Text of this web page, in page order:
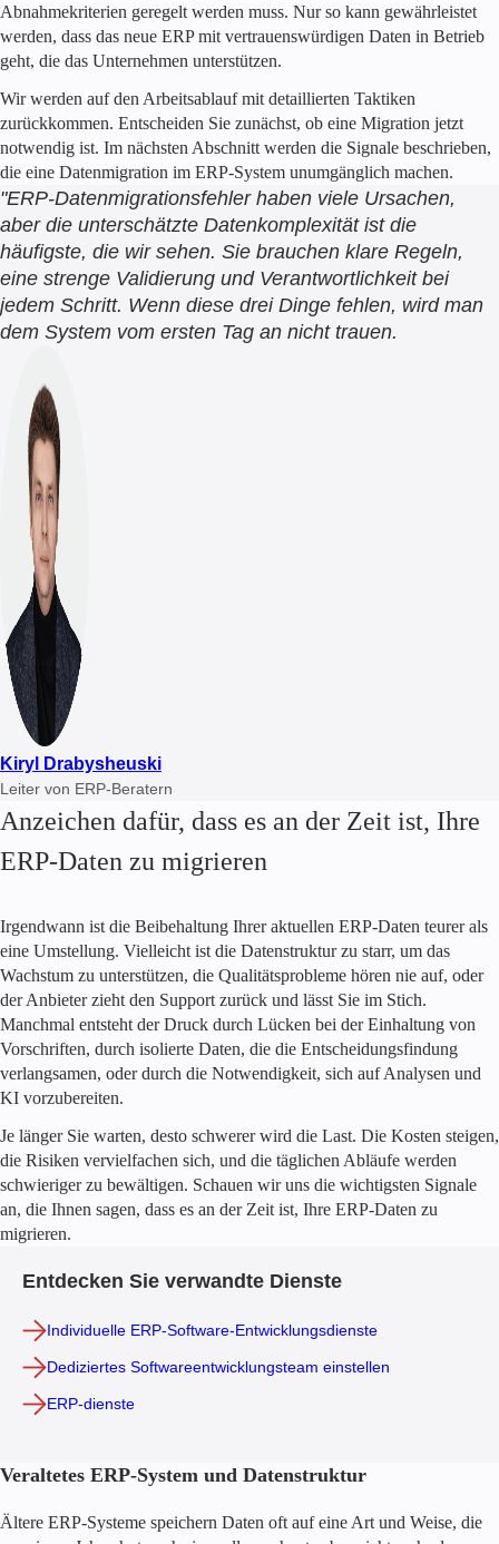
Abnahmekriterien geregelt werden muss. Nur so kann gewährleistet
werden, dass das neue ERP mit vertrauenswürdigen Daten in Betrieb
geht, die das Unternehmen unterstützen.
Wir werden auf den Arbeitsablauf mit detaillierten Taktiken
zurückkommen. Entscheiden Sie zunächst, ob eine Migration jetzt
notwendig ist. Im nächsten Abschnitt werden die Signale beschrieben,
die eine Datenmigration im ERP-System unumgänglich machen.
"ERP-Datenmigrationsfehler haben viele Ursachen,
aber die unterschätzte Datenkomplexität ist die
häufigste, die wir sehen. Sie brauchen klare Regeln,
eine strenge Validierung und Verantwortlichkeit bei
jedem Schritt. Wenn diese drei Dinge fehlen, wird man
dem System vom ersten Tag an nicht trauen.
Kiryl Drabysheuski
Leiter von ERP-Beratern
Anzeichen dafür, dass es an der Zeit ist, Ihre
ERP-Daten zu migrieren
Irgendwann ist die Beibehaltung Ihrer aktuellen ERP-Daten teurer als
eine Umstellung. Vielleicht ist die Datenstruktur zu starr, um das
Wachstum zu unterstützen, die Qualitätsprobleme hören nie auf, oder
der Anbieter zieht den Support zurück und lässt Sie im Stich.
Manchmal entsteht der Druck durch Lücken bei der Einhaltung von
Vorschriften, durch isolierte Daten, die die Entscheidungsfindung
verlangsamen, oder durch die Notwendigkeit, sich auf Analysen und
KI vorzubereiten.
Je länger Sie warten, desto schwerer wird die Last. Die Kosten steigen,
die Risiken vervielfachen sich, und die täglichen Abläufe werden
schwieriger zu bewältigen. Schauen wir uns die wichtigsten Signale
an, die Ihnen sagen, dass es an der Zeit ist, Ihre ERP-Daten zu
migrieren.
Entdecken Sie verwandte Dienste
Individuelle ERP-Software-Entwicklungsdienste
Dediziertes Softwareentwicklungsteam einstellen
ERP-dienste
Veraltetes ERP-System und Datenstruktur
Ältere ERP-Systeme speichern Daten oft auf eine Art und Weise, die